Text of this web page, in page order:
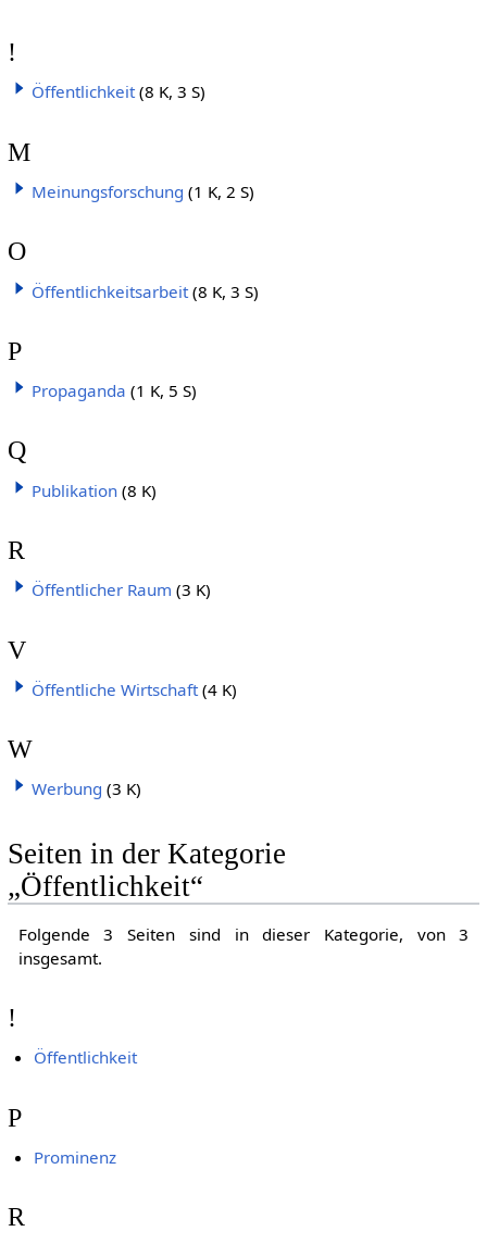
!
Öffentlichkeit (8 K, 3 S)
M
Meinungsforschung (1 K, 2 S)
O
Öffentlichkeitsarbeit (8 K, 3 S)
P
Propaganda (1 K, 5 S)
Q
Publikation (8 K)
R
Öffentlicher Raum (3 K)
V
Öffentliche Wirtschaft (4 K)
W
Werbung (3 K)
Seiten in der Kategorie
„Öffentlichkeit“
Folgende 3 Seiten sind in dieser Kategorie, von 3
insgesamt.
!
Öffentlichkeit
P
Prominenz
R